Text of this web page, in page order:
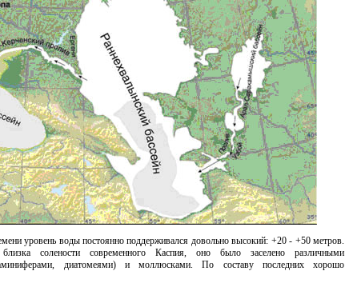
уровень воды постоянно поддерживался довольно высокий: +20 - +50 метров.
солености современного Каспия, оно было заселено различными
диатомеями) и моллюсками. По составу последних хорошо